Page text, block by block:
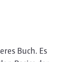
Buch. Es